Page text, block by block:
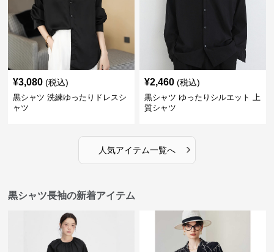
¥3,080 (税込)
黒シャツ 洗練ゆったりドレスシ
ャツ
¥2,460 (税込)
黒シャツ ゆったりシルエット 上
質シャツ
人気アイテム一覧へ ›
黒シャツ長袖の新着アイテム